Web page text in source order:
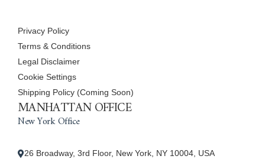
Privacy Policy
Terms & Conditions
Legal Disclaimer
Cookie Settings
Shipping Policy (Coming Soon)
MANHATTAN OFFICE
New York Office
26 Broadway, 3rd Floor, New York, NY 10004, USA